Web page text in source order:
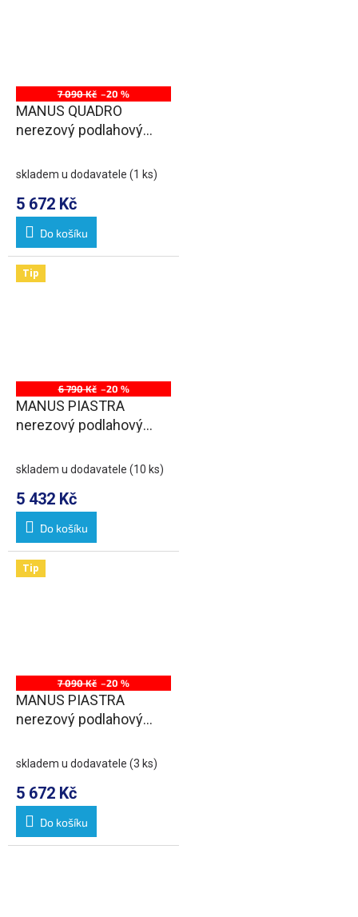
7 090 Kč –20 %
MANUS QUADRO
nerezový podlahový
DN50
skladem u dodavatele (1 ks)
5 672 Kč
Do košíku
Tip
6 790 Kč –20 %
MANUS PIASTRA
nerezový podlahový
dlažbu, L-850, DN50
skladem u dodavatele (10 ks)
5 432 Kč
Do košíku
Tip
7 090 Kč –20 %
MANUS PIASTRA
nerezový podlahový
dlažbu, L-950, DN50
skladem u dodavatele (3 ks)
5 672 Kč
Do košíku